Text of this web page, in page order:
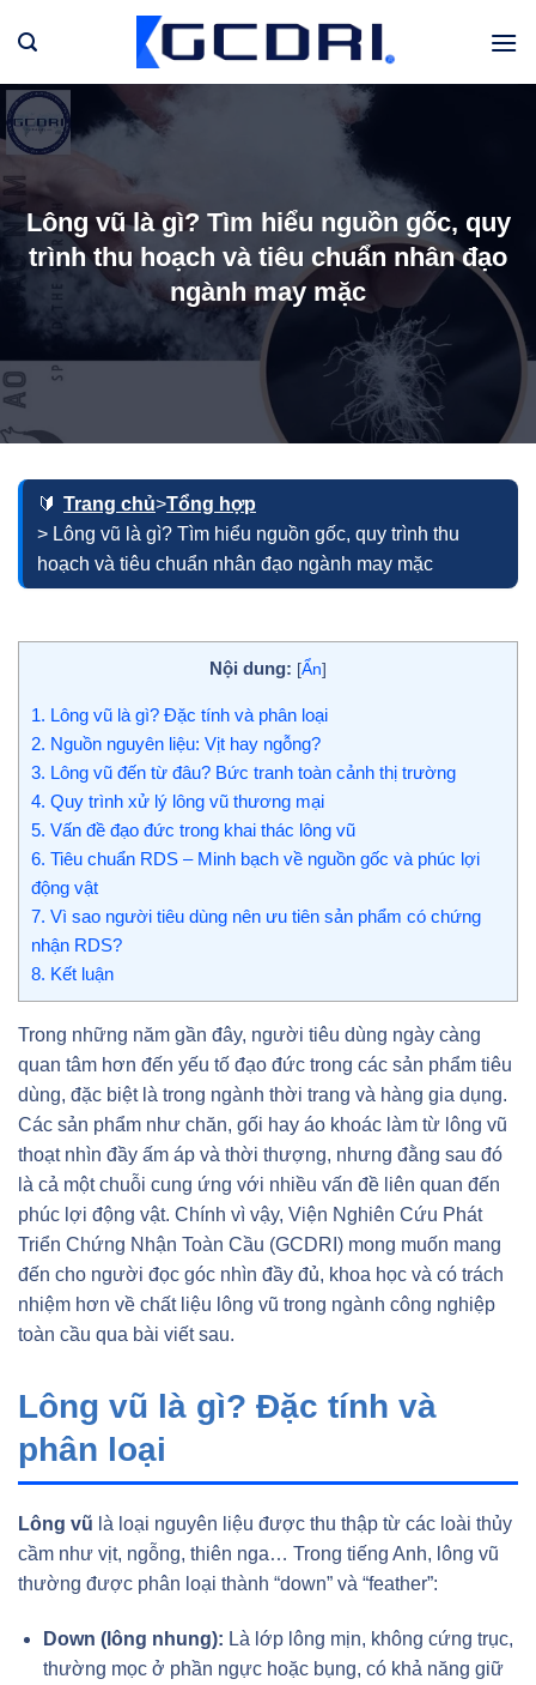
qua
dung
Lông vũ là gì? Tìm hiểu nguồn gốc, quy
trình thu hoạch và tiêu chuẩn nhân đạo
ngành may mặc
Trang chủ>Tổng hợp
> Lông vũ là gì? Tìm hiểu nguồn gốc, quy trình thu
hoạch và tiêu chuẩn nhân đạo ngành may mặc
Nội dung: [Ẩn]
1. Lông vũ là gì? Đặc tính và phân loại
2. Nguồn nguyên liệu: Vịt hay ngỗng?
3. Lông vũ đến từ đâu? Bức tranh toàn cảnh thị trường
4. Quy trình xử lý lông vũ thương mại
5. Vấn đề đạo đức trong khai thác lông vũ
6. Tiêu chuẩn RDS – Minh bạch về nguồn gốc và phúc lợi
động vật
7. Vì sao người tiêu dùng nên ưu tiên sản phẩm có chứng
nhận RDS?
8. Kết luận
Trong những năm gần đây, người tiêu dùng ngày càng
quan tâm hơn đến yếu tố đạo đức trong các sản phẩm tiêu
dùng, đặc biệt là trong ngành thời trang và hàng gia dụng.
Các sản phẩm như chăn, gối hay áo khoác làm từ lông vũ
thoạt nhìn đầy ấm áp và thời thượng, nhưng đằng sau đó
là cả một chuỗi cung ứng với nhiều vấn đề liên quan đến
phúc lợi động vật. Chính vì vậy, Viện Nghiên Cứu Phát
Triển Chứng Nhận Toàn Cầu (GCDRI) mong muốn mang
đến cho người đọc góc nhìn đầy đủ, khoa học và có trách
nhiệm hơn về chất liệu lông vũ trong ngành công nghiệp
toàn cầu qua bài viết sau.
Lông vũ là gì? Đặc tính và
phân loại
Lông vũ là loại nguyên liệu được thu thập từ các loài thủy
cầm như vịt, ngỗng, thiên nga… Trong tiếng Anh, lông vũ
thường được phân loại thành “down” và “feather”:
Down (lông nhung): Là lớp lông mịn, không cứng trục,
thường mọc ở phần ngực hoặc bụng, có khả năng giữ